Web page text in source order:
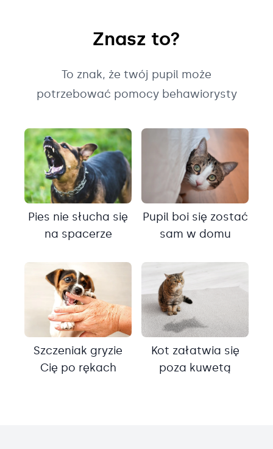
Znasz to?
To znak, że twój pupil może
potrzebować pomocy behawiorysty
Pies nie słucha się
na spacerze
Pupil boi się zostać
sam w domu
Szczeniak gryzie
Cię po rękach
Kot załatwia się
poza kuwetą